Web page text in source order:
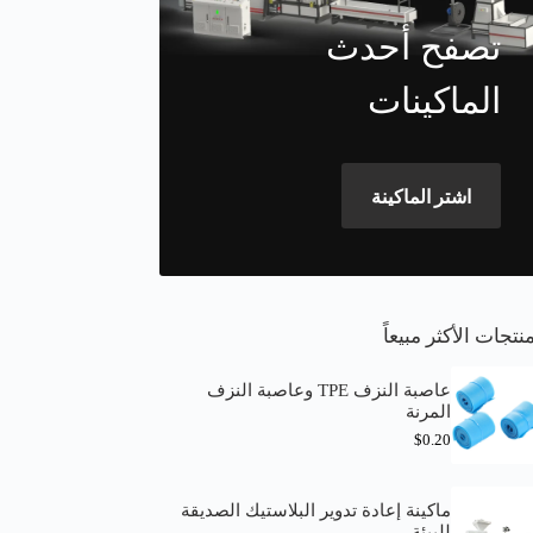
تصفح أحدث
الماكينات
اشتر الماكينة
الأكثر مبيعاً
عاصبة النزف TPE وعاصبة النزف
المرنة
$0.20
ماكينة إعادة تدوير البلاستيك الصديقة